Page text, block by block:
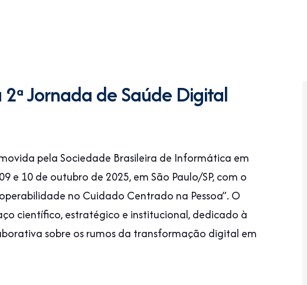
Jornada de Saúde Digital
pela Sociedade Brasileira de Informática em
e 10 de outubro de 2025, em São Paulo/SP, com o
no Cuidado Centrado na Pessoa”. O
científico, estratégico e institucional, dedicado à
sobre os rumos da transformação digital em